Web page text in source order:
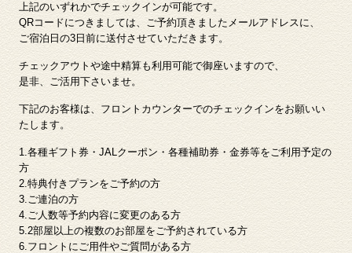
上記のいずれかでチェックインが可能です。
QRコードにつきましては、ご予約頂きましたメールアドレスに、
ご宿泊日の3日前に送付させていただきます。
チェックアウトや途中精算も利用可能で御座いますので、
是非、ご活用下さいませ。
下記のお客様は、フロントカウンターでのチェックインをお願いい
たします。
1.各種ギフト券・JALクーポン・各種補助券・金券等をご利用予定の
方
2.特典付きプランをご予約の方
3.ご連泊の方
4.ご人数等予約内容に変更のある方
5.2部屋以上の複数のお部屋をご予約されている方
6.フロントにご用件やご質問がある方